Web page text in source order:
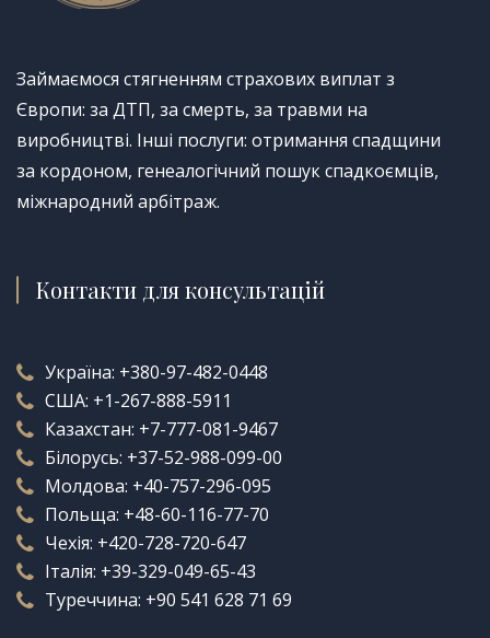
Займаємося стягненням страхових виплат з
Європи: за ДТП, за смерть, за травми на
виробництві. Інші послуги: отримання спадщини
за кордоном, генеалогічний пошук спадкоємців,
міжнародний арбітраж.
Контакти для консультацій
Україна: +380-97-482-0448
США: +1-267-888-5911
Казахстан: +7-777-081-9467
Білорусь: +37-52-988-099-00
Молдова: +40-757-296-095
Польща: +48-60-116-77-70
Чехія: +420-728-720-647
Італія: +39-329-049-65-43
Туреччина: +90 541 628 71 69